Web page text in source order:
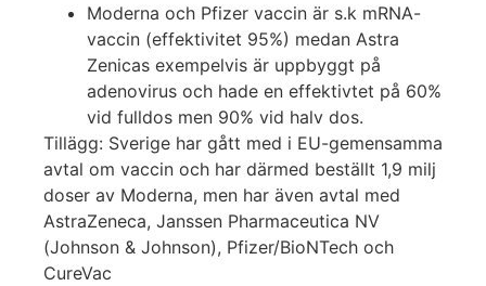
Moderna och Pfizer vaccin är s.k mRNA-
vaccin (effektivitet 95%) medan Astra
Zenicas exempelvis är uppbyggt på
adenovirus och hade en effektivtet på 60%
vid fulldos men 90% vid halv dos.
Tillägg: Sverige har gått med i EU-gemensamma
avtal om vaccin och har därmed beställt 1,9 milj
doser av Moderna, men har även avtal med
AstraZeneca, Janssen Pharmaceutica NV
(Johnson & Johnson), Pfizer/BioNTech och
CureVac